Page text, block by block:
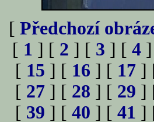
[ Předchozí
[ 1 ] [ 2 ] [ 3 ] [ 4
[ 15 ] [ 16 ] [ 17 ]
[ 27 ] [ 28 ] [ 29 ]
[ 39 ] [ 40 ] [ 41 ]